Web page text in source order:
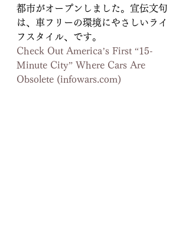
都市がオープンしました。宣伝文句
は、車フリーの環境にやさしいライ
フスタイル、です。
Check Out America’s First “15-
Minute City” Where Cars Are
Obsolete (infowars.com)